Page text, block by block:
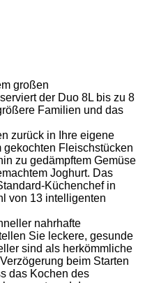
großen
der Duo 8L bis zu 8
Familien und das
zurück in Ihre eigene
Fleischstücken
zu gedämpftem Gemüse
Joghurt. Das
Küchenchef in
von 13 intelligenten
nahrhafte
Sie leckere, gesunde
sind als herkömmliche
beim Starten
das Kochen des